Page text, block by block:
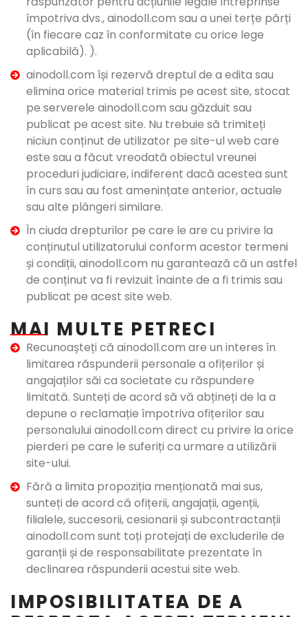
împotriva dvs., ainodoll.com sau a unei terțe părți
(în fiecare caz în conformitate cu orice lege
aplicabilă). ).
ainodoll.com își rezervă dreptul de a edita sau
elimina orice material trimis pe acest site, stocat
pe serverele ainodoll.com sau găzduit sau
publicat pe acest site. Nu trebuie să trimiteți
niciun conținut de utilizator pe site-ul web care
este sau a făcut vreodată obiectul vreunei
proceduri judiciare, indiferent dacă acestea sunt
în curs sau au fost amenințate anterior, actuale
sau alte plângeri similare.
În ciuda drepturilor pe care le are cu privire la
conținutul utilizatorului conform acestor termeni
și condiții, ainodoll.com nu garantează că un astfel
de conținut va fi revizuit înainte de a fi trimis sau
publicat pe acest site web.
MAI MULTE PETRECI
Recunoașteți că ainodoll.com are un interes în
limitarea răspunderii personale a ofițerilor și
angajaților săi ca societate cu răspundere
limitată. Sunteți de acord să vă abțineți de la a
depune o reclamație împotriva ofițerilor sau
personalului ainodoll.com direct cu privire la orice
pierderi pe care le suferiți ca urmare a utilizării
site-ului.
Fără a limita propoziția menționată mai sus,
sunteți de acord că ofițerii, angajații, agenții,
filialele, succesorii, cesionarii și subcontractanții
ainodoll.com sunt toți protejați de excluderile de
garanții și de responsabilitate prezentate în
declinarea răspunderii acestui site web.
IMPOSIBILITATEA DE A